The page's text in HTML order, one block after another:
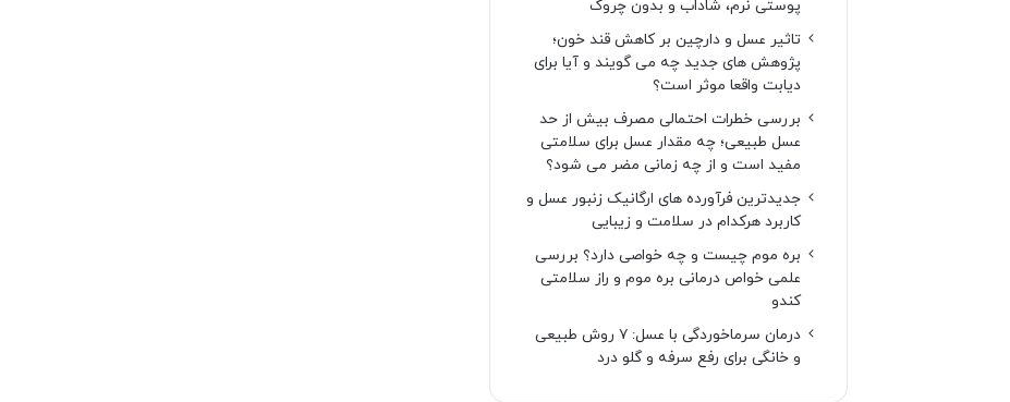
پوستی نرم، شاداب و بدون چروک
تاثیر عسل و دارچین بر کاهش قند خون؛
پژوهش های جدید چه می گویند و آیا برای
دیابت واقعا موثر است؟
بررسی خطرات احتمالی مصرف بیش از حد
عسل طبیعی؛ چه مقدار عسل برای سلامتی
مفید است و از چه زمانی مضر می شود؟
جدیدترین فرآورده های ارگانیک زنبور عسل و
کاربرد هرکدام در سلامت و زیبایی
بره موم چیست و چه خواصی دارد؟ بررسی
علمی خواص درمانی بره موم و راز سلامتی
کندو
درمان سرماخوردگی با عسل: ۷ روش طبیعی
و خانگی برای رفع سرفه و گلو درد